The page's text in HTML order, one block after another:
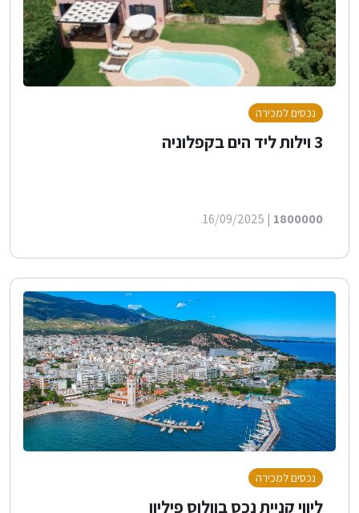
נכסים למכירה
3 וילות ליד הים בקפלוניה
1800000
| 16/09/2025
נכסים למכירה
ליווי קניית נכס בוולוס פיליון